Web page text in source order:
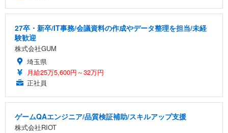
27卒・新卒/IT事務/会議資料の作成やデータ整理を担当/未経
験歓迎
株式会社GUM
埼玉県
月給25万5,600円～32万円
正社員
ゲームQAエンジニア/品質検証補助/スキルアップ支援
株式会社RIOT